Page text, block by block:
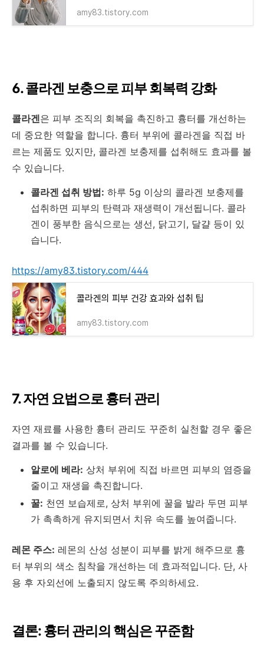
amy83.tistory.com
6. 콜라겐 보충으로 피부 회복력 강화
콜라겐은 피부 조직의 회복을 촉진하고 흉터를 개선하는
데 중요한 역할을 합니다. 흉터 부위에 콜라겐을 직접 바
르는 제품도 있지만, 콜라겐 보충제를 섭취해도 효과를 볼
수 있습니다.
콜라겐 섭취 방법: 하루 5g 이상의 콜라겐 보충제를
섭취하면 피부의 탄력과 재생력이 개선됩니다. 콜라
겐이 풍부한 음식으로는 생선, 닭고기, 달걀 등이 있
습니다.
https://amy83.tistory.com/444
콜라겐의 피부 건강 효과와 섭취 팁
amy83.tistory.com
7. 자연 요법으로 흉터 관리
자연 재료를 사용한 흉터 관리도 꾸준히 실천할 경우 좋은
결과를 볼 수 있습니다.
알로에 베라: 상처 부위에 직접 바르면 피부의 염증을
줄이고 재생을 촉진합니다.
꿀: 천연 보습제로, 상처 부위에 꿀을 발라 두면 피부
가 촉촉하게 유지되면서 치유 속도를 높여줍니다.
레몬 주스: 레몬의 산성 성분이 피부를 밝게 해주므로 흉
터 부위의 색소 침착을 개선하는 데 효과적입니다. 단, 사
용 후 자외선에 노출되지 않도록 주의하세요.
결론: 흉터 관리의 핵심은 꾸준함